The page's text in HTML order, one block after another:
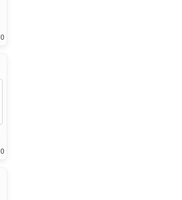
0
0